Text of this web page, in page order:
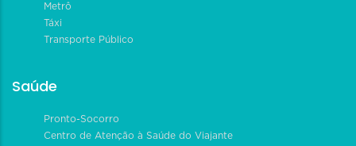
Metrô
Táxi
Transporte Público
Saúde
Pronto-Socorro
Centro de Atenção à Saúde do Viajante